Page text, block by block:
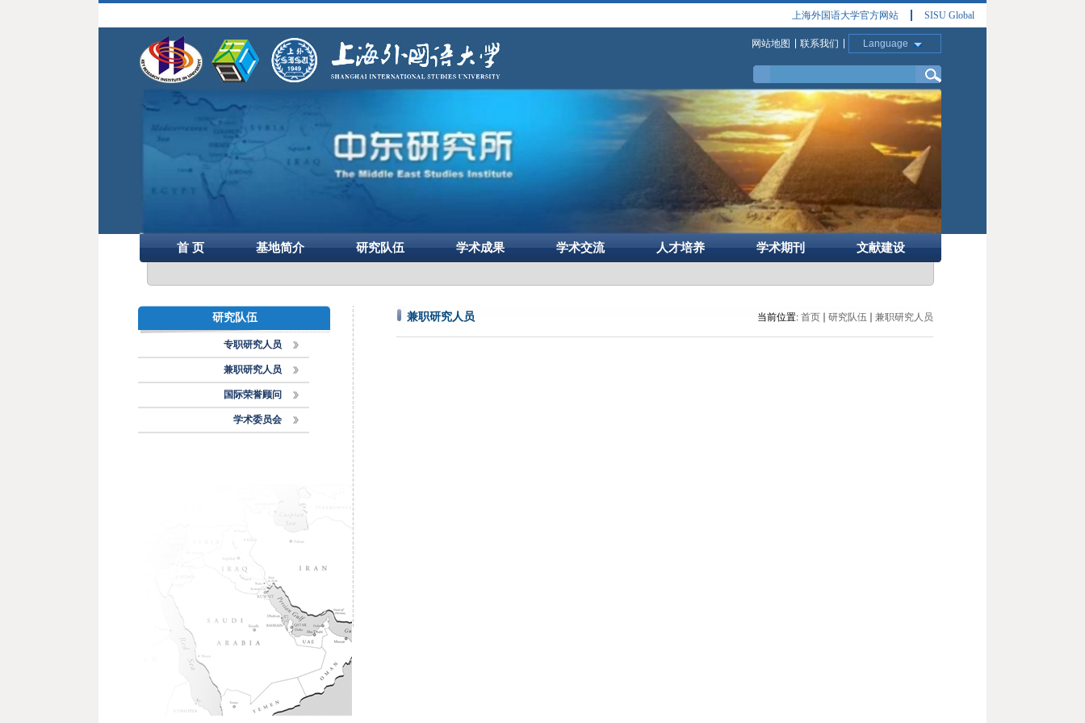
上海外国语大学官方网站 SISU Global
网站地图 联系我们 Language
首 页 基地简介 研究队伍 学术成果 学术交流 人才培养 学术期刊 文献建设
研究队伍
专职研究人员
兼职研究人员
国际荣誉顾问
学术委员会
兼职研究人员 当前位置: 首页 研究队伍 兼职研究人员